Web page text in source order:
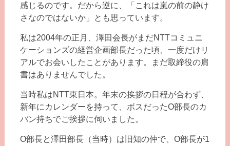
感じるのです。だから逆に、「これは嵐の前の静け
さなのではないか」とも思っています。
私は2004年の正月、澤田会長がまだNTTコミュニ
ケーションズの経営企画部長だった頃、一度だけリ
アルでお会いしたことがあります。まだ取締役の肩
書はありませんでした。
当時私はNTT東日本。年末の挨拶の日程が合わず、
新年にカレンダーを持って、ボスだったO部長のカ
バン持ちでご挨拶に伺いました。
O部長と澤田部長（当時）は旧知の仲で、O部長が1